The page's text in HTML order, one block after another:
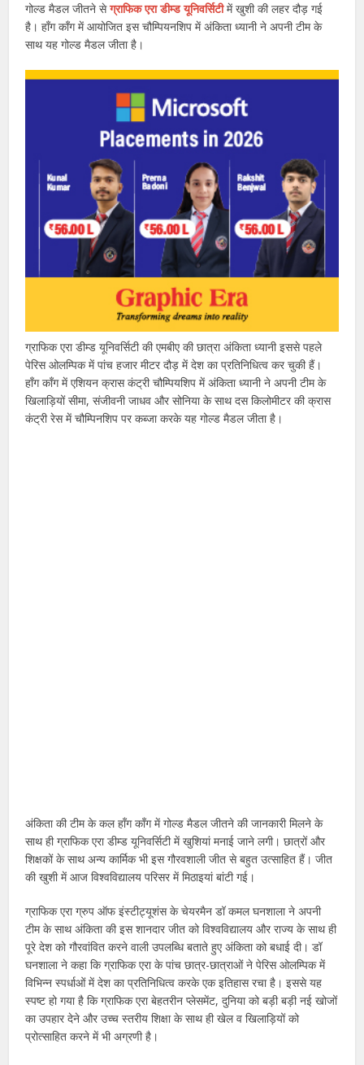
गोल्ड मैडल जीतने सेग्राफिक एरा डीम्ड यूनिवर्सिटीमें खुशी की लहर दौड़ गई
है। हॉंग कॉंग में आयोजित इस चौम्पियनशिप में अंकिता ध्यानी ने अपनी टीम के
साथ यह गोल्ड मैडल जीता है।
ग्राफिक एरा डीम्ड यूनिवर्सिटी की एमबीए की छात्रा अंकिता ध्यानी इससे पहले
पेरिस ओलम्पिक में पांच हजार मीटर दौड़ में देश का प्रतिनिधित्व कर चुकी हैं।
हॉंग कॉंग में एशियन क्रास कंट्री चौम्पियशिप में अंकिता ध्यानी ने अपनी टीम के
खिलाड़ियों सीमा, संजीवनी जाधव और सोनिया के साथ दस किलोमीटर की क्रास
कंट्री रेस में चौम्पिनशिप पर कब्जा करके यह गोल्ड मैडल जीता है।
अंकिता की टीम के कल हॉंग कॉंग में गोल्ड मैडल जीतने की जानकारी मिलने के
साथ ही ग्राफिक एरा डीम्ड यूनिवर्सिटी में खुशियां मनाई जाने लगी। छात्रों और
शिक्षकों के साथ अन्य कार्मिक भी इस गौरवशाली जीत से बहुत उत्साहित हैं। जीत
की खुशी में आज विश्वविद्यालय परिसर में मिठाइयां बांटी गई।
ग्राफिक एरा ग्रुप ऑफ इंस्टीट्यूशंस के चेयरमैन डॉ कमल घनशाला ने अपनी
टीम के साथ अंकिता की इस शानदार जीत को विश्वविद्यालय और राज्य के साथ ही
पूरे देश को गौरवांवित करने वाली उपलब्धि बताते हुए अंकिता को बधाई दी। डॉ
घनशाला ने कहा कि ग्राफिक एरा के पांच छात्र-छात्राओं ने पेरिस ओलम्पिक में
विभिन्न स्पर्धाओं में देश का प्रतिनिधित्व करके एक इतिहास रचा है। इससे यह
स्पष्ट हो गया है कि ग्राफिक एरा बेहतरीन प्लेसमेंट, दुनिया को बड़ी बड़ी नई खोजों
का उपहार देने और उच्च स्तरीय शिक्षा के साथ ही खेल व खिलाड़ियों को
प्रोत्साहित करने में भी अग्रणी है।